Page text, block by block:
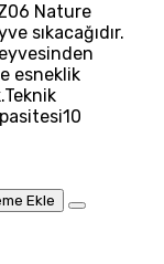
Nature
sıkacağıdır.
esneklik
Ekle